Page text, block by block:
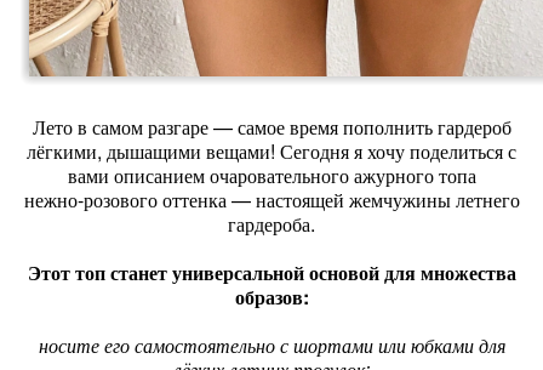
Лето в самом разгаре — самое время пополнить гардероб
лёгкими, дышащими вещами! Сегодня я хочу поделиться с
вами описанием очаровательного ажурного топа
нежно‑розового оттенка — настоящей жемчужины летнего
гардероба.
Этот топ станет универсальной основой для множества
образов:
носите его самостоятельно с шортами или юбками для